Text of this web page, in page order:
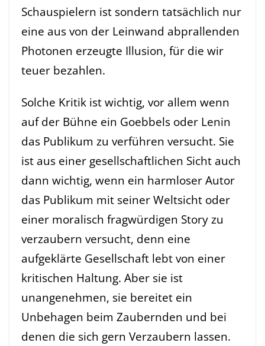
Schauspielern ist sondern tatsächlich nur
eine aus von der Leinwand abprallenden
Photonen erzeugte Illusion, für die wir
teuer bezahlen.
Solche Kritik ist wichtig, vor allem wenn
auf der Bühne ein Goebbels oder Lenin
das Publikum zu verführen versucht. Sie
ist aus einer gesellschaftlichen Sicht auch
dann wichtig, wenn ein harmloser Autor
das Publikum mit seiner Weltsicht oder
einer moralisch fragwürdigen Story zu
verzaubern versucht, denn eine
aufgeklärte Gesellschaft lebt von einer
kritischen Haltung. Aber sie ist
unangenehmen, sie bereitet ein
Unbehagen beim Zaubernden und bei
denen die sich gern Verzaubern lassen.